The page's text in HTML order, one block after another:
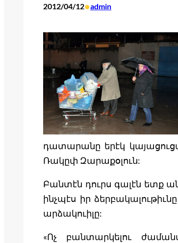
2012/04/12•admin
դատարանը երէկ
Ռակըփ Զարաքօլուն:
Բանտէն դուրս գալէն ետք
ինչպէս իր
արձակուիլը:
«Ոչ բանտարկելու